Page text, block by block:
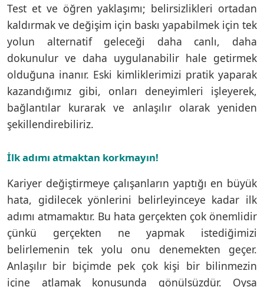
Test et ve öğren yaklaşımı; belirsizlikleri ortadan
kaldırmak ve değişim için baskı yapabilmek için tek
yolun alternatif geleceği daha canlı, daha
dokunulur ve daha uygulanabilir hale getirmek
olduğuna inanır. Eski kimliklerimizi pratik yaparak
kazandığımız gibi, onları deneyimleri işleyerek,
bağlantılar kurarak ve anlaşılır olarak yeniden
şekillendirebiliriz.
İlk adımı atmaktan korkmayın!
Kariyer değiştirmeye çalışanların yaptığı en büyük
hata, gidilecek yönlerini belirleyinceye kadar ilk
adımı atmamaktır. Bu hata gerçekten çok önemlidir
çünkü gerçekten ne yapmak istediğimizi
belirlemenin tek yolu onu denemekten geçer.
Anlaşılır bir biçimde pek çok kişi bir bilinmezin
içine atlamak konusunda gönülsüzdür. Oysa